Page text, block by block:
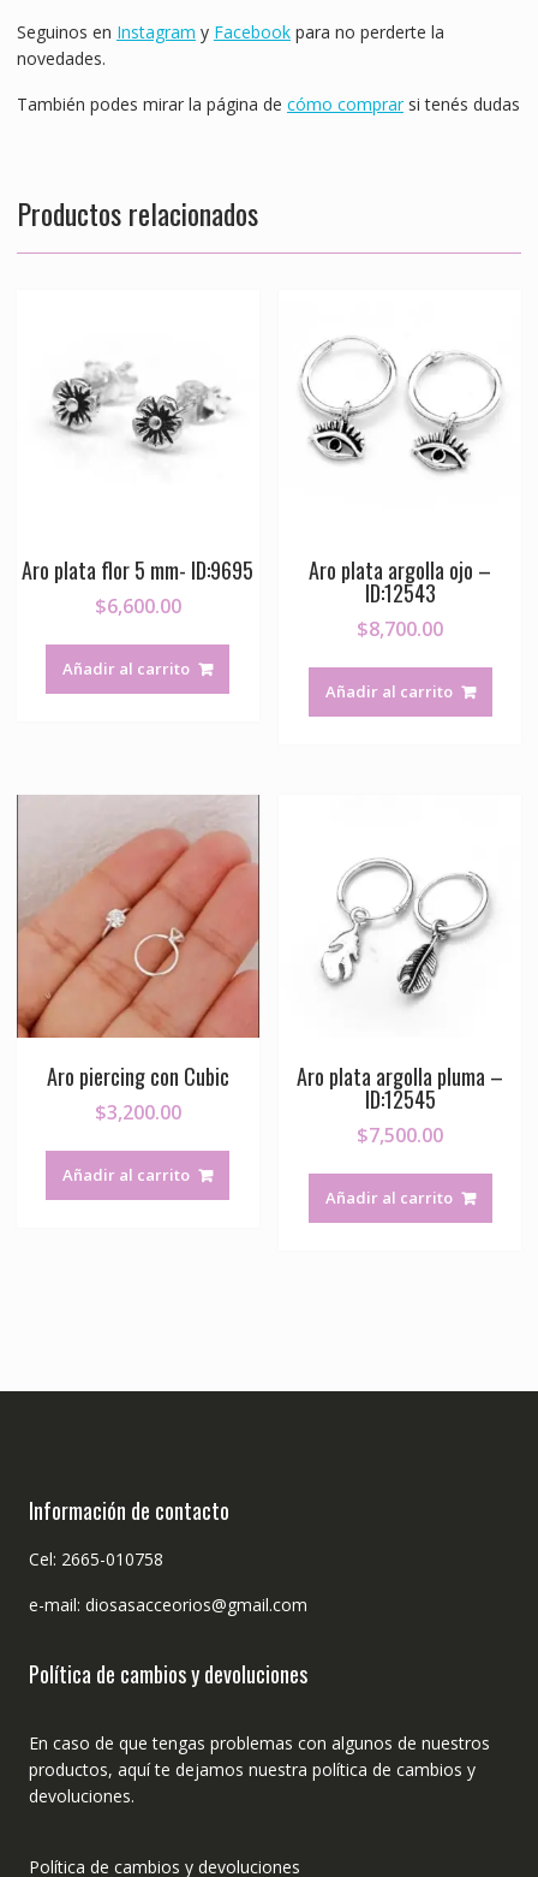
Seguinos en Instagram y Facebookpara no perderte la
novedades.
También podes mirar la página de cómo comprarsi tenés dudas
Productos relacionados
Aro plata flor 5 mm- ID:9695
$6,600.00
Añadir al carrito
Aro plata argolla ojo –
ID:12543
$8,700.00
Añadir al carrito
Aro piercing con Cubic
$3,200.00
Añadir al carrito
Aro plata argolla pluma –
ID:12545
$7,500.00
Añadir al carrito
Información de contacto
Cel: 2665-010758
e-mail: diosasacceorios@gmail.com
Política de cambios y devoluciones
En caso de que tengas problemas con algunos de nuestros
productos, aquí te dejamos nuestra política de cambios y
devoluciones.
Política de cambios y devoluciones